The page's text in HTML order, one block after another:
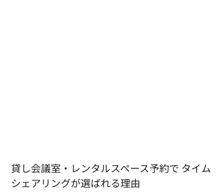
貸し会議室・レンタルスペース予約で タイム
シェアリングが選ばれる理由